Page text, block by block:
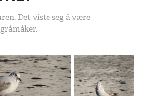
Det viste seg å være